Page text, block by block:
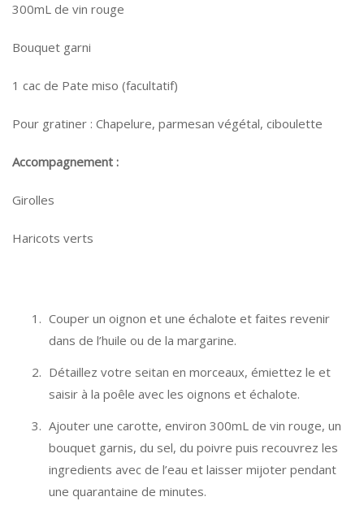
300mL de vin rouge
Bouquet garni
1 cac de Pate miso (facultatif)
Pour gratiner : Chapelure, parmesan végétal, ciboulette
Accompagnement :
Girolles
Haricots verts
Couper un oignon et une échalote et faites revenir
dans de l’huile ou de la margarine.
Détaillez votre seitan en morceaux, émiettez le et
saisir à la poêle avec les oignons et échalote.
Ajouter une carotte, environ 300mL de vin rouge, un
bouquet garnis, du sel, du poivre puis recouvrez les
ingredients avec de l’eau et laisser mijoter pendant
une quarantaine de minutes.